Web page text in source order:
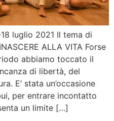
luglio 2021 Il tema di
ALLA VITA Forse
abbiamo toccato il
di libertà, del
E’ stata un’occasione
per entrare incontatto
un limite […]